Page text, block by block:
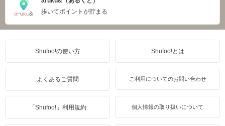
歩いてポイントが貯まる
Shufoo!の使い方 Shufoo!とは
よくあるご質問 ご利用についてのお問い合わせ
「Shufoo!」利用規約 個人情報の取り扱いについて